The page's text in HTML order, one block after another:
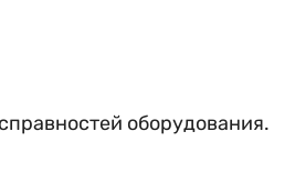
оборудования.